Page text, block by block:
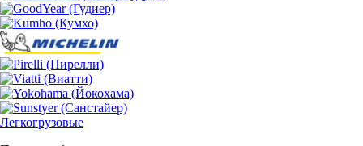
Легкогрузовые